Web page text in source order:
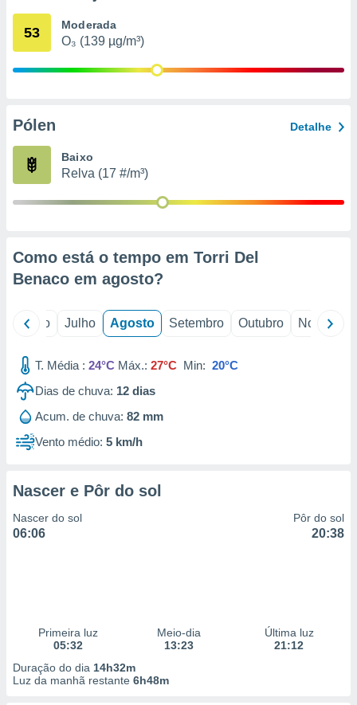
através
de
53 Moderada
O₃ (139 µg/m³)
Pólen Detalhe
Baixo
Relva (17 #/m³)
Como está o tempo em Torri Del
Benaco em agosto?
Junho Julho Agosto Setembro Outubro Novembro
T. Média : 24°C Máx.: 27°C Min: 20°C
Dias de chuva: 12 dias
Acum. de chuva: 82 mm
Vento médio: 5 km/h
Nascer e Pôr do sol
Nascer do sol
06:06
Pôr do sol
20:38
Primeira luz
05:32
Meio-dia
13:23
Última luz
21:12
Duração do dia 14h32m
Luz da manhã restante 6h48m